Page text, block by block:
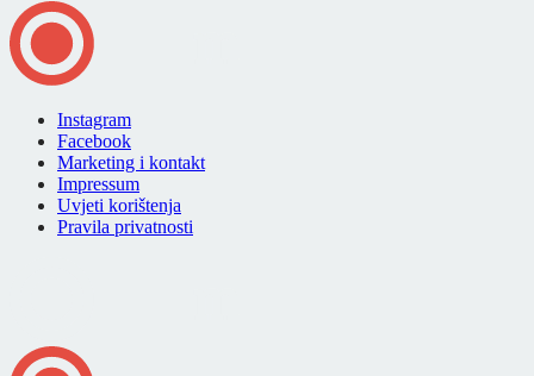
Instagram
Facebook
Marketing i kontakt
Impressum
Uvjeti korištenja
Pravila privatnosti